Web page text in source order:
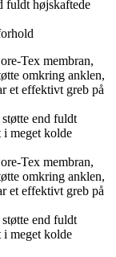
fuldt højskaftede
Tex membran,
omkring anklen,
et effektivt greb på
end fuldt
i meget kolde
Tex membran,
omkring anklen,
et effektivt greb på
end fuldt
i meget kolde